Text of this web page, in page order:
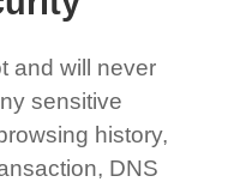
and will never
sensitive
history,
DNS